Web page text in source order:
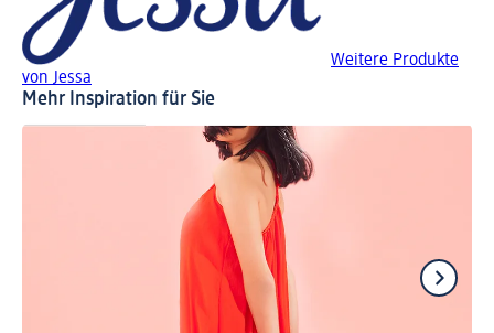
Weitere Produkte
von Jessa
Mehr Inspiration für Sie